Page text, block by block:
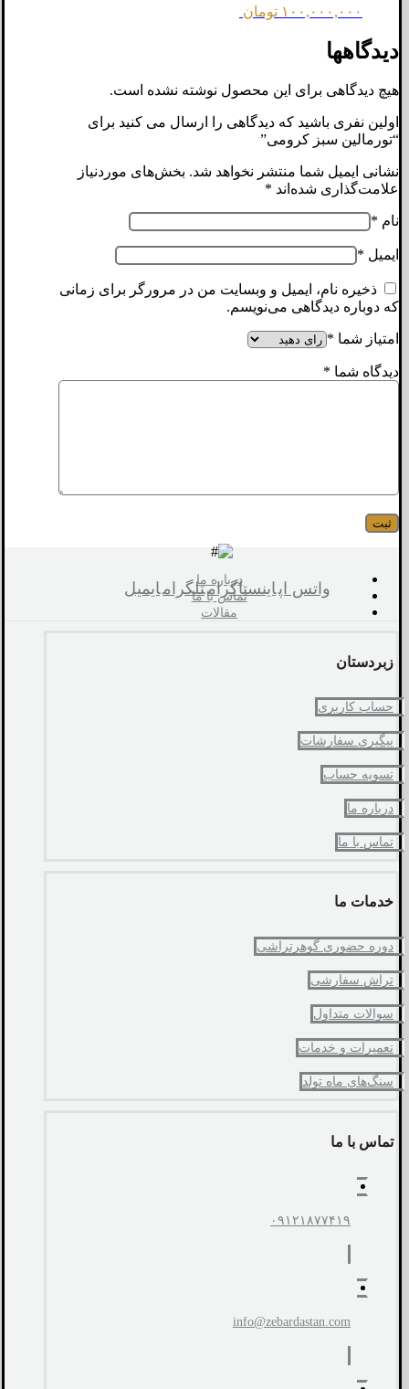
۱۰۰,۰۰۰,۰۰۰ تومان
دیدگاهها
هیچ دیدگاهی برای این محصول نوشته نشده است.
اولین نفری باشید که دیدگاهی را ارسال می کنید برای
“تورمالین سبز کرومی”
نشانی ایمیل شما منتشر نخواهد شد. بخش‌های موردنیاز
علامت‌گذاری شده‌اند *
نام *
ایمیل *
ذخیره نام، ایمیل و وبسایت من در مرورگر برای زمانی
که دوباره دیدگاهی می‌نویسم.
امتیاز شما *
دیدگاه شما *
درباره ما
تماس با ما
مقالات
واتس اپاینستاگرامتلگرامایمیل
زبردستان
حساب کاربری
پیگیری سفارشات
تسویه حساب
درباره ما
تماس با ما
خدمات ما
دوره حضوری گوهرتراشی
تراش سفارشی
سوالات متداول
تعمیرات و خدمات
سنگ‌های ماه تولد
تماس با ما
۰۹۱۲۱۸۷۷۴۱۹
info@zebardastan.com